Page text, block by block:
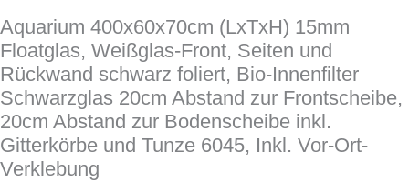
Aquarium 400x60x70cm (LxTxH) 15mm
Floatglas, Weißglas-Front, Seiten und
Rückwand schwarz foliert, Bio-Innenfilter
Schwarzglas 20cm Abstand zur Frontscheibe,
20cm Abstand zur Bodenscheibe inkl.
Gitterkörbe und Tunze 6045, Inkl. Vor-Ort-
Verklebung